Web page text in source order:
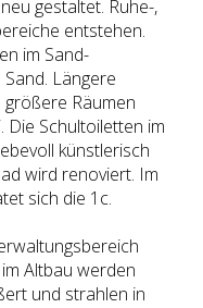
gestaltet. Ruhe-,
entstehen.
im Sand-
Längere
Räumen
Die Schultoiletten im
künstlerisch
wird renoviert. Im
sich die 1c.
Altbau werden
und strahlen in